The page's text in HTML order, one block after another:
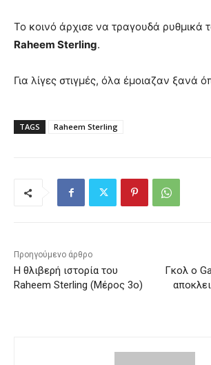
Το κοινό άρχισε να τραγουδά ρυθμικά
Raheem Sterling.
Για λίγες στιγμές, όλα έμοιαζαν ξανά
TAGS Raheem Sterling
Προηγούμενο άρθρο
Η θλιβερή ιστορία του
Raheem Sterling (Μέρος 3ο)
Γκολ ο